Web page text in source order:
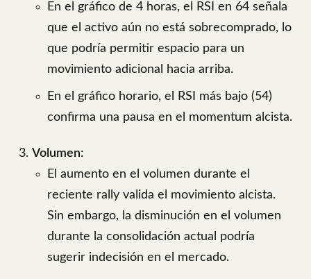
En el gráfico de 4 horas, el RSI en 64 señala
que el activo aún no está sobrecomprado, lo
que podría permitir espacio para un
movimiento adicional hacia arriba.
En el gráfico horario, el RSI más bajo (54)
confirma una pausa en el momentum alcista.
Volumen:
El aumento en el volumen durante el
reciente rally valida el movimiento alcista.
Sin embargo, la disminución en el volumen
durante la consolidación actual podría
sugerir indecisión en el mercado.